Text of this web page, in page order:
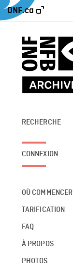
ONF.ca
RECHERCHE
CONNEXION
OÙ COMMENCER
TARIFICATION
FAQ
À PROPOS
PHOTOS